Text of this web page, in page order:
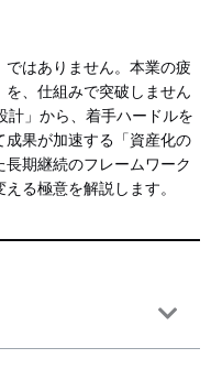
はありません。本業の疲
、仕組みで突破しません
計」から、着手ハードルを
果が加速する「資産化の
期継続のフレームワーク
る極意を解説します。